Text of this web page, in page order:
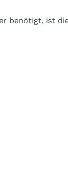
benötigt, ist